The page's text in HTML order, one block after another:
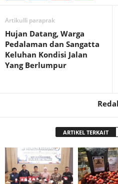
Artikulli paraprak
Hujan Datang, Warga
Pedalaman dan Sangatta
Keluhan Kondisi Jalan
Yang Berlumpur
ARTIKEL TERKAIT